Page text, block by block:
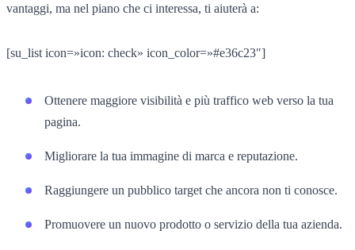
vantaggi, ma nel piano che ci interessa, ti aiuterà a:
[su_list icon=»icon: check» icon_color=»#e36c23″]
Ottenere maggiore visibilità e più traffico web verso la tua
pagina.
Migliorare la tua immagine di marca e reputazione.
Raggiungere un pubblico target che ancora non ti conosce.
Promuovere un nuovo prodotto o servizio della tua azienda.